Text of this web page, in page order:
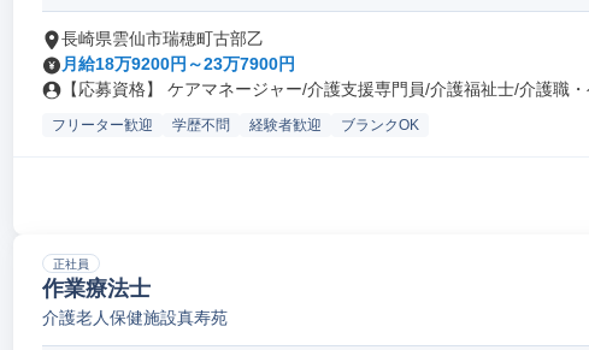
長崎県雲仙市瑞穂町古部乙
月給18万9200円～23万7900円
【応募資格】 ケアマネージャー/介護支援専門員/介護福祉士/介護職
フリーター歓迎 学歴不問 経験者歓迎 ブランクOK
正社員
作業療法士
介護老人保健施設真寿苑